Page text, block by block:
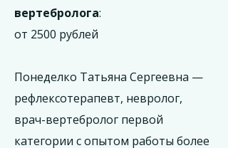
вертебролога:
от 2500 рублей
Понеделко Татьяна Сергеевна —
рефлексотерапевт, невролог,
врач-вертебролог первой
категории с опытом работы более